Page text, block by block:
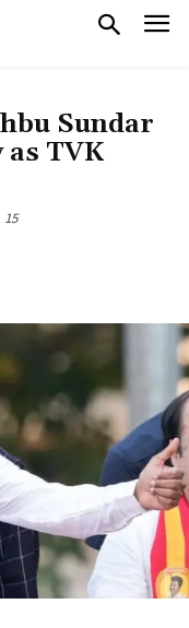
Sundar
as TVK
15